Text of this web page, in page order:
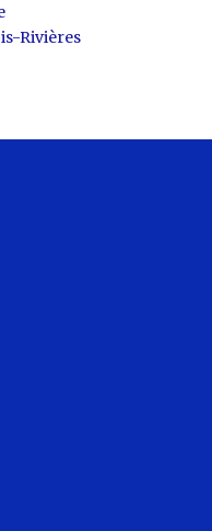
Rivières